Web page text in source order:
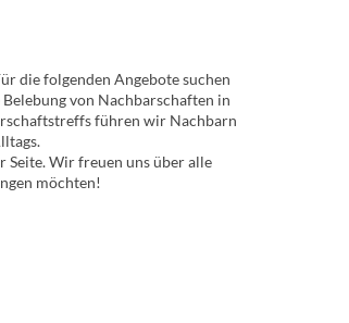
die folgenden Angebote suchen
von Nachbarschaften in
führen wir Nachbarn
Seite. Wir freuen uns über alle
möchten!